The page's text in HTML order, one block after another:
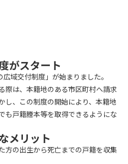
がスタート
域交付制度」が始まりました。
際は、本籍地のある市区町村へ請求
し、この制度の開始により、本籍地
も戸籍謄本等を取得できるようにな
メリット
方の出生から死亡までの戸籍を収集